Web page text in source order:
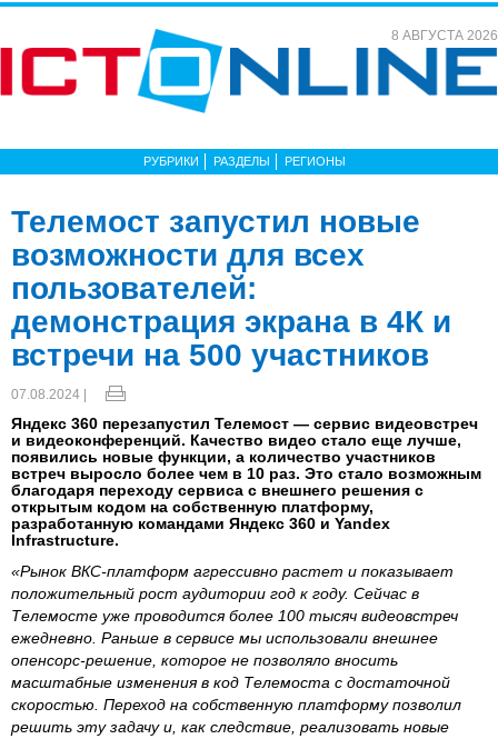
8 АВГУСТА 2026
РУБРИКИ РАЗДЕЛЫ РЕГИОНЫ
Телемост запустил новые
возможности для всех
пользователей:
демонстрация экрана в 4К и
встречи на 500 участников
07.08.2024 |
Яндекс 360 перезапустил Телемост — сервис видеовстреч
и видеоконференций. Качество видео стало еще лучше,
появились новые функции, а количество участников
встреч выросло более чем в 10 раз. Это стало возможным
благодаря переходу сервиса с внешнего решения с
открытым кодом на собственную платформу,
разработанную командами Яндекс 360 и Yandex
Infrastructure.
«Рынок ВКС-платформ агрессивно растет и показывает
положительный рост аудитории год к году. Сейчас в
Телемосте уже проводится более 100 тысяч видеовстреч
ежедневно. Раньше в сервисе мы использовали внешнее
опенсорс-решение, которое не позволяло вносить
масштабные изменения в код Телемоста с достаточной
скоростью. Переход на собственную платформу позволил
решить эту задачу и, как следствие, реализовать новые